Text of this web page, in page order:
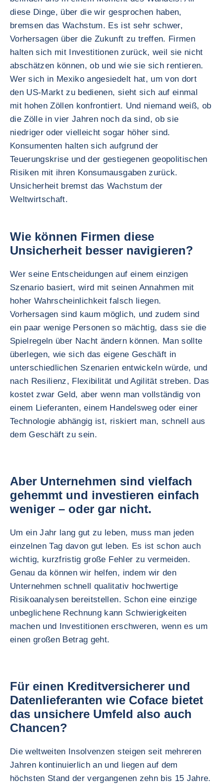
diese Dinge, über die wir gesprochen haben,
bremsen das Wachstum. Es ist sehr schwer,
Vorhersagen über die Zukunft zu treffen. Firmen
halten sich mit Investitionen zurück, weil sie nicht
abschätzen können, ob und wie sie sich rentieren.
Wer sich in Mexiko angesiedelt hat, um von dort
den US-Markt zu bedienen, sieht sich auf einmal
mit hohen Zöllen konfrontiert. Und niemand weiß, ob
die Zölle in vier Jahren noch da sind, ob sie
niedriger oder vielleicht sogar höher sind.
Konsumenten halten sich aufgrund der
Teuerungskrise und der gestiegenen geopolitischen
Risiken mit ihren Konsumausgaben zurück.
Unsicherheit bremst das Wachstum der
Weltwirtschaft.
Wie können Firmen diese
Unsicherheit besser navigieren?
Wer seine Entscheidungen auf einem einzigen
Szenario basiert, wird mit seinen Annahmen mit
hoher Wahrscheinlichkeit falsch liegen.
Vorhersagen sind kaum möglich, und zudem sind
ein paar wenige Personen so mächtig, dass sie die
Spielregeln über Nacht ändern können. Man sollte
überlegen, wie sich das eigene Geschäft in
unterschiedlichen Szenarien entwickeln würde, und
nach Resilienz, Flexibilität und Agilität streben. Das
kostet zwar Geld, aber wenn man vollständig von
einem Lieferanten, einem Handelsweg oder einer
Technologie abhängig ist, riskiert man, schnell aus
dem Geschäft zu sein.
Aber Unternehmen sind vielfach
gehemmt und investieren einfach
weniger – oder gar nicht.
Um ein Jahr lang gut zu leben, muss man jeden
einzelnen Tag davon gut leben. Es ist schon auch
wichtig, kurzfristig große Fehler zu vermeiden.
Genau da können wir helfen, indem wir den
Unternehmen schnell qualitativ hochwertige
Risikoanalysen bereitstellen. Schon eine einzige
unbeglichene Rechnung kann Schwierigkeiten
machen und Investitionen erschweren, wenn es um
einen großen Betrag geht.
Für einen Kreditversicherer und
Datenlieferanten wie Coface bietet
das unsichere Umfeld also auch
Chancen?
Die weltweiten Insolvenzen steigen seit mehreren
Jahren kontinuierlich an und liegen auf dem
höchsten Stand der vergangenen zehn bis 15 Jahre.